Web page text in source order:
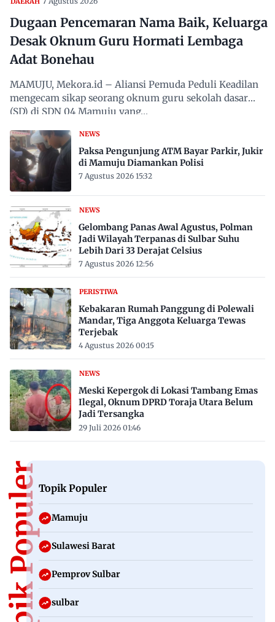
Dugaan Pencemaran Nama Baik, Keluarga
Desak Oknum Guru Hormati Lembaga
Adat Bonehau
MAMUJU, Mekora.id – Aliansi Pemuda Peduli Keadilan
mengecam sikap seorang oknum guru sekolah dasar
(SD) di SDN 04 Mamuju yang…
NEWS
Paksa Pengunjung ATM Bayar Parkir, Jukir
di Mamuju Diamankan Polisi
7 Agustus 2026 15:32
NEWS
Gelombang Panas Awal Agustus, Polman
Jadi Wilayah Terpanas di Sulbar Suhu
Lebih Dari 33 Derajat Celsius
7 Agustus 2026 12:56
PERISTIWA
Kebakaran Rumah Panggung di Polewali
Mandar, Tiga Anggota Keluarga Tewas
Terjebak
4 Agustus 2026 00:15
NEWS
Meski Kepergok di Lokasi Tambang Emas
Ilegal, Oknum DPRD Toraja Utara Belum
Jadi Tersangka
29 Juli 2026 01:46
Topik PopulerTopik Populer
Mamuju
Sulawesi Barat
Pemprov Sulbar
sulbar